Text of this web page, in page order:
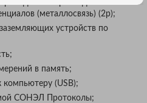
(металлосвязь) (2p);
устройств по
в память;
компьютеру (USB);
СОНЭЛ Протоколы;